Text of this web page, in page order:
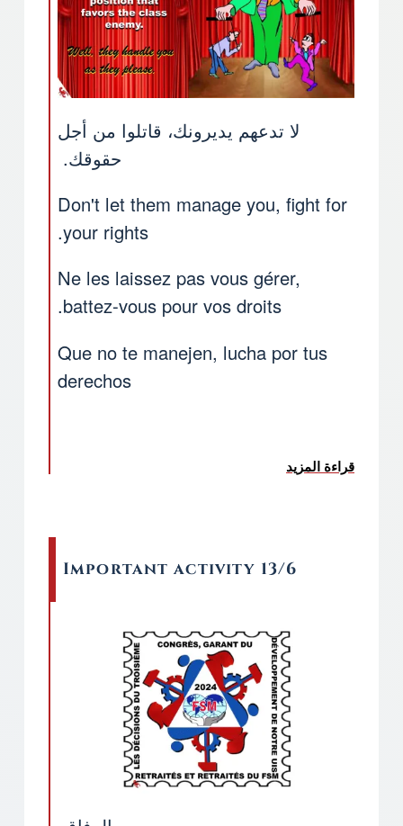
لا تدعهم يديرونك، قاتلوا من أجل
حقوقك.
Don't let them manage you, fight for
your rights.
Ne les laissez pas vous gérer,
battez-vous pour vos droits.
Que no te manejen, lucha por tus
derechos
قراءة المزيد
Important activity 13/6